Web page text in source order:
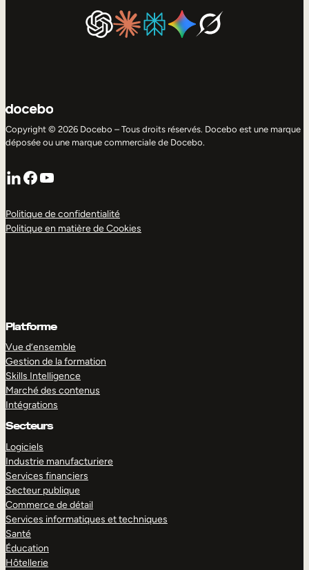
Copyright © 2026 Docebo – Tous droits réservés. Docebo est une marque
déposée ou une marque commerciale de Docebo.
LinkedIn
Facebook
YouTube
Politique de confidentialité
Politique en matière de Cookies
Platforme
Vue d’ensemble
Gestion de la formation
Skills Intelligence
Marché des contenus
Intégrations
Secteurs
Logiciels
Industrie manufacturiere
Services financiers
Secteur publique
Commerce de détail
Services informatiques et techniques
Santé
Éducation
Hôtellerie